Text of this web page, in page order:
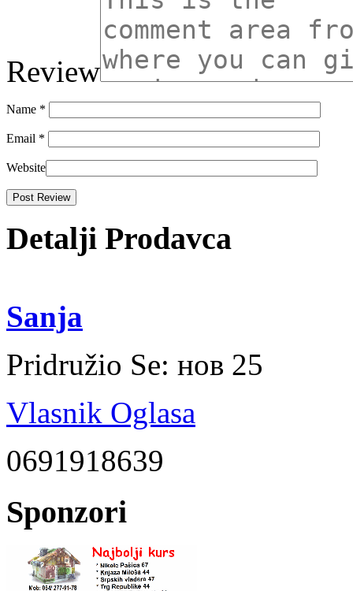
Review
Name *
Email *
Website
Detalji Prodavca
Sanja
Pridružio Se: нов 25
Vlasnik Oglasa
0691918639
Sponzori